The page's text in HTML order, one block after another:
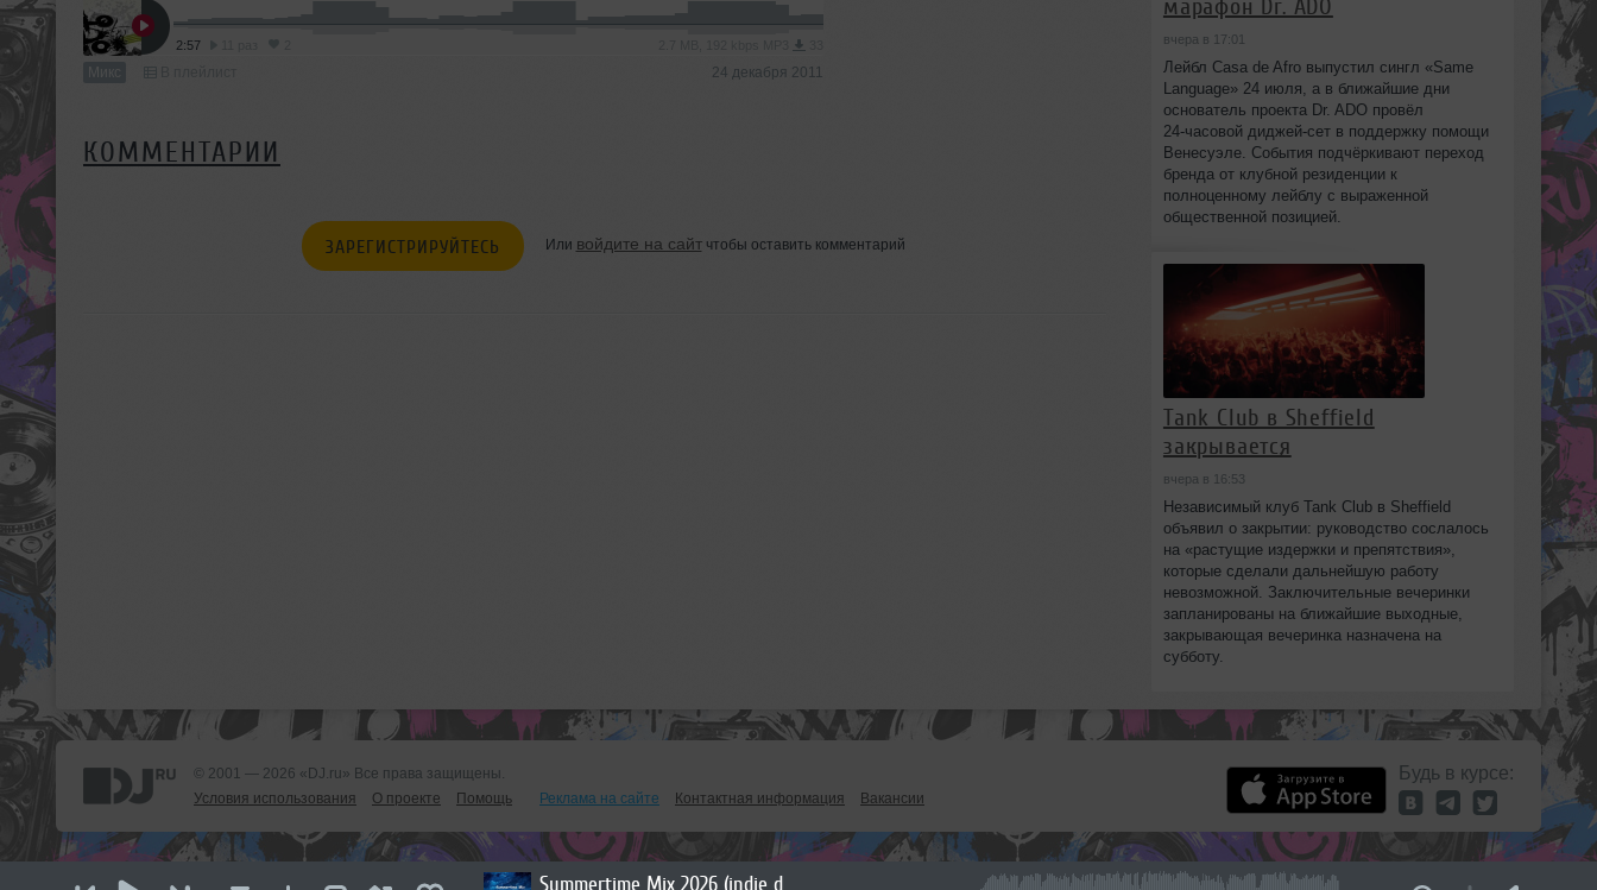
2:57
Микс 24 декабря 2011
КОММЕНТАРИИ
ЗАРЕГИСТРИРУЙТЕСЬ Или войдите на сайтчтобы оставить комментарий
марафон Dr. ADO
вчера в 17:01
Лейбл Casa de Afro выпустил сингл «Same
Language» 24 июля, а в ближайшие дни
основатель проекта Dr. ADO провёл
24‑часовой диджей‑сет в поддержку помощи
Венесуэле. События подчёркивают переход
бренда от клубной резиденции к
полноценному лейблу с выраженной
общественной позицией.
Tank Club в Sheffield
закрывается
вчера в 16:53
Независимый клуб Tank Club в Sheffield
объявил о закрытии: руководство сослалось
на «растущие издержки и препятствия»,
которые сделали дальнейшую работу
невозможной. Заключительные вечеринки
запланированы на ближайшие выходные,
закрывающая вечеринка назначена на
субботу.
© 2001 — 2026 «DJ.ru» Все права защищены.
Условия использования
О проекте Помощь Реклама на сайте Контактная информация Вакансии
Будь в курсе: